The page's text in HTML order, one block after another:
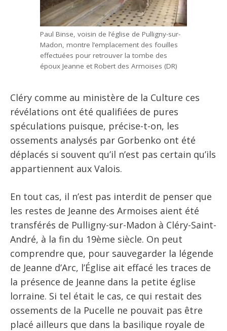
Paul Binse, voisin de l’église de Pulligny-sur-
Madon, montre l’emplacement des fouilles
effectuées pour retrouver la tombe des
époux Jeanne et Robert des Armoises (DR)
Cléry comme au ministère de la Culture ces
révélations ont été qualifiées de pures
spéculations puisque, précise-t-on, les
ossements analysés par Gorbenko ont été
déplacés si souvent qu’il n’est pas certain qu’ils
appartiennent aux Valois.
En tout cas, il n’est pas interdit de penser que
les restes de Jeanne des Armoises aient été
transférés de Pulligny-sur-Madon à Cléry-Saint-
André, à la fin du 19ème siècle. On peut
comprendre que, pour sauvegarder la légende
de Jeanne d’Arc, l’Église ait effacé les traces de
la présence de Jeanne dans la petite église
lorraine. Si tel était le cas, ce qui restait des
ossements de la Pucelle ne pouvait pas être
placé ailleurs que dans la basilique royale de